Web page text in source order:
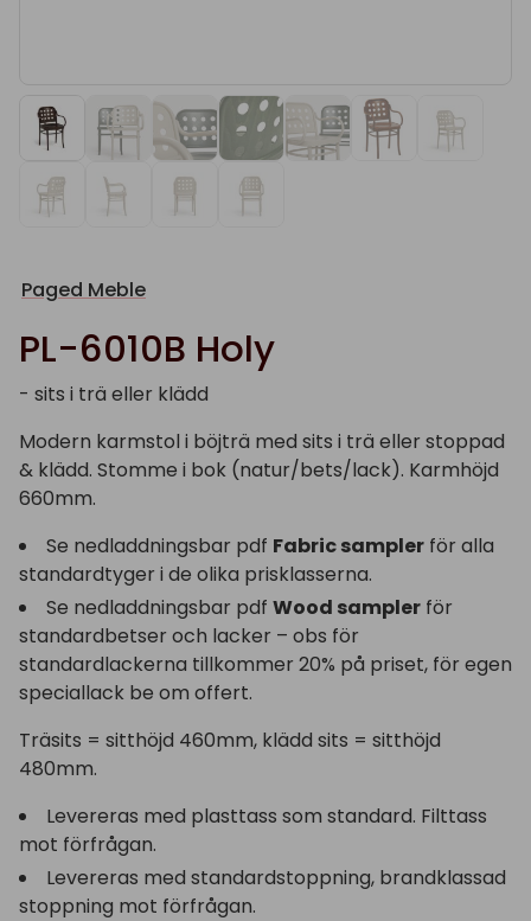
Paged Meble
PL-6010B Holy
- sits i trä eller klädd
Modern karmstol i böjträ med sits i trä eller stoppad
& klädd. Stomme i bok (natur/bets/lack). Karmhöjd
660mm.
Se nedladdningsbar pdf Fabric sampler för alla
standardtyger i de olika prisklasserna.
Se nedladdningsbar pdf Wood sampler för
standardbetser och lacker – obs för
standardlackerna tillkommer 20% på priset, för egen
speciallack be om offert.
Träsits = sitthöjd 460mm, klädd sits = sitthöjd
480mm.
Levereras med plasttass som standard. Filttass
mot förfrågan.
Levereras med standardstoppning, brandklassad
stoppning mot förfrågan.